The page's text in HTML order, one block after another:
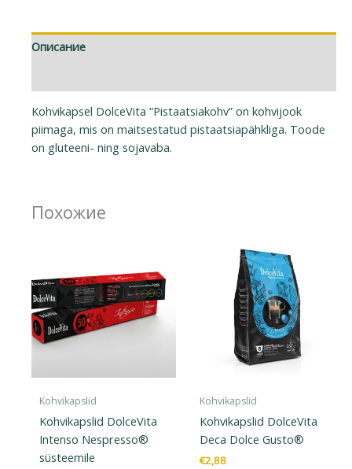
Описание
Kohvikapsel DolceVita “Pistaatsiakohv” on kohvijook
piimaga, mis on maitsestatud pistaatsiapähkliga. Toode
on gluteeni- ning sojavaba.
Похожие
Kohvikapslid
Kohvikapslid DolceVita
Intenso Nespresso®
süsteemile
Kohvikapslid
Kohvikapslid DolceVita
Deca Dolce Gusto®
€2,88